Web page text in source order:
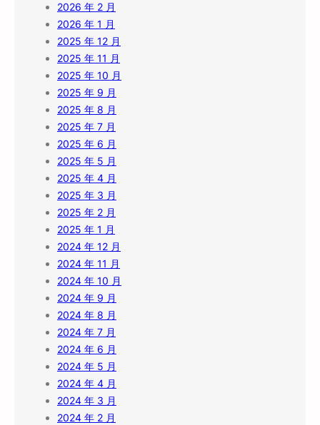
2026 年 2 月
2026 年 1 月
2025 年 12 月
2025 年 11 月
2025 年 10 月
2025 年 9 月
2025 年 8 月
2025 年 7 月
2025 年 6 月
2025 年 5 月
2025 年 4 月
2025 年 3 月
2025 年 2 月
2025 年 1 月
2024 年 12 月
2024 年 11 月
2024 年 10 月
2024 年 9 月
2024 年 8 月
2024 年 7 月
2024 年 6 月
2024 年 5 月
2024 年 4 月
2024 年 3 月
2024 年 2 月